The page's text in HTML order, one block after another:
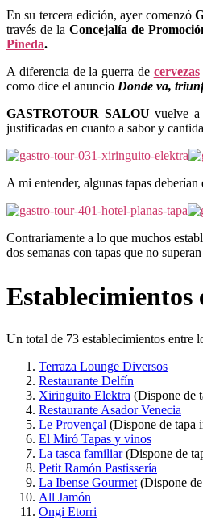
En su tercera edición, ayer comenzó
través de laConcejalía de
Pineda.
A diferencia de la guerra de cervezas
como dice el anuncio Donde va,
GASTROTOUR SALOUvuelve a
justificadas en cuanto a sabor y
A mi entender, algunas tapas deberían
Contrariamente a lo que muchos
dos semanas con tapas que no
Establecimientos
Un total de 73 establecimientos entre
Terraza Lounge Diversos
Restaurante Delfín
Xiringuito Elektra (Dispone de
Restaurante Asador Venecia
Le Provençal (Dispone de tapa
El Miró Tapas y vinos
La tasca familiar(Dispone de
Petit Ramón Pastissería
La Ibense Gourmet (Dispone
All Jamón
Ongi Etorri